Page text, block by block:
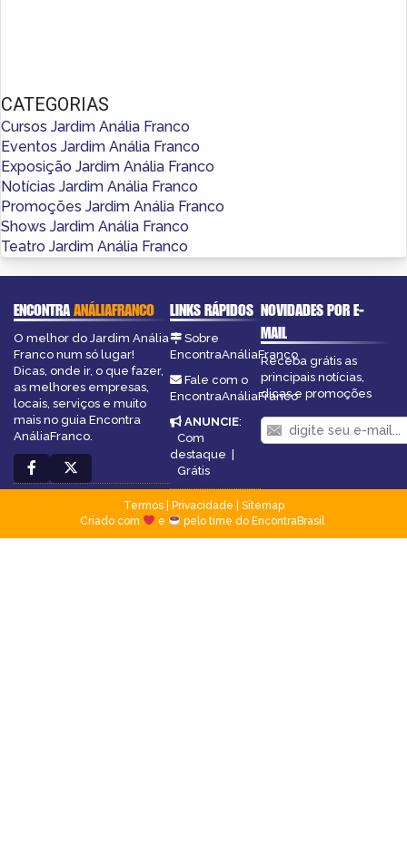
CATEGORIAS
Cursos Jardim Anália Franco
Eventos Jardim Anália Franco
Exposição Jardim Anália Franco
Notícias Jardim Anália Franco
Promoções Jardim Anália Franco
Shows Jardim Anália Franco
Teatro Jardim Anália Franco
ENCONTRAANÁLIAFRANCO
O melhor do Jardim Anália
Franco num só lugar!
Dicas, onde ir, o que fazer,
as melhores empresas,
locais, serviços e muito
mais no guia Encontra
AnáliaFranco.
LINKS RÁPIDOS
Sobre
EncontraAnáliaFranco
Fale com o
EncontraAnáliaFranco
ANUNCIE:
Com
destaque
Grátis
NOVIDADES POR E-
MAIL
Receba grátis as
principais notícias,
dicas e promoções
Termos| Privacidade
Sitemap
Criado com
e pelo time do EncontraBrasil